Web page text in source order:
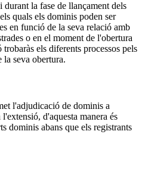
durant la fase de llançament dels
quals els dominis poden ser
en funció de la seva relació amb
o en el moment de l'obertura
els diferents processos pels
la seva obertura.
l'adjudicació de dominis a
d'aquesta manera és
dominis abans que els registrants